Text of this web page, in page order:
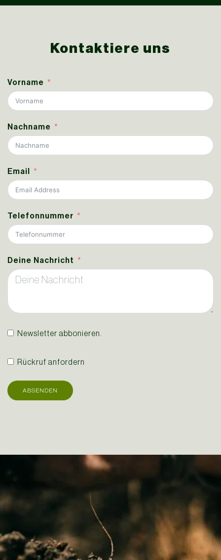
Kontaktiere uns
Vorname
Nachname
Email
Telefonnummer
Deine Nachricht
Newsletter abbonieren.
Rückruf anfordern
ABSENDEN